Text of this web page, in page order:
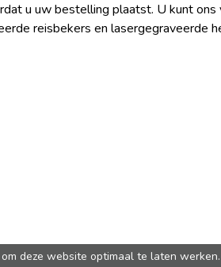
u uw bestelling plaatst. U kunt
reisbekers en lasergegraveerde
deze website optimaal te laten